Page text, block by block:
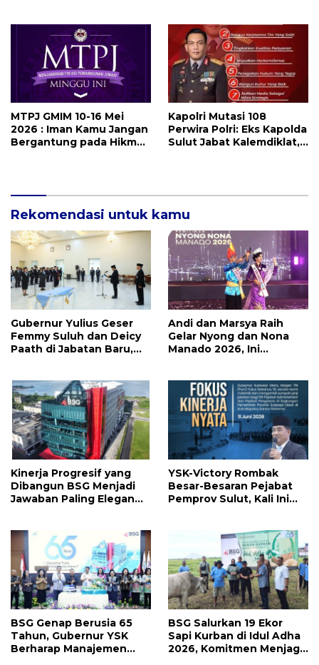
Kemampuan Anggaran
MTPJ GMIM 10-16 Mei
2026 : Iman Kamu Jangan
Bergantung pada Hikmat
Kapolri Mutasi 108
Perwira Polri: Eks Kapolda
Sulut Jabat Kalemdiklat,
Rekomendasi untuk kamu
Gubernur Yulius Geser
Femmy Suluh dan Deicy
Paath di Jabatan Baru,
Andi dan Marsya Raih
Gelar Nyong dan Nona
Manado 2026, Ini
Kinerja Progresif yang
Dibangun BSG Menjadi
Jawaban Paling Elegan
YSK-Victory Rombak
Besar-Besaran Pejabat
Pemprov Sulut, Kali Ini
BSG Genap Berusia 65
Tahun, Gubernur YSK
Berharap Manajemen
BSG Salurkan 19 Ekor
Sapi Kurban di Idul Adha
2026, Komitmen Menjaga